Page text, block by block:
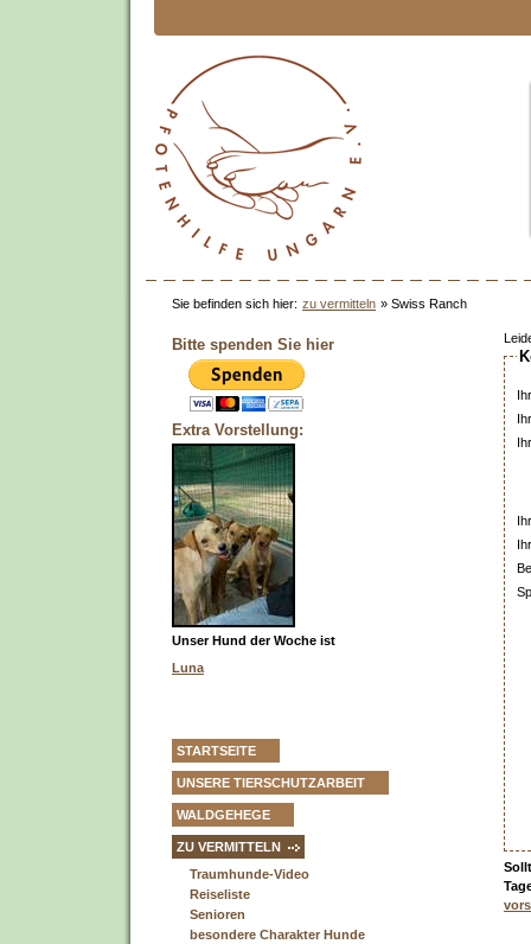
Sie befinden sich hier: zu vermitteln » Swiss Ranch
Bitte spenden Sie hier
Extra Vorstellung:
Unser Hund der Woche ist
Luna
STARTSEITE
UNSERE TIERSCHUTZARBEIT
WALDGEHEGE
ZU VERMITTELN
Traumhunde-Video
Reiseliste
Senioren
besondere Charakter Hunde